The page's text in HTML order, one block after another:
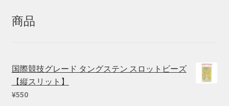
商品
国際競技グレード タングステン スロットビーズ
【縦スリット】
¥550